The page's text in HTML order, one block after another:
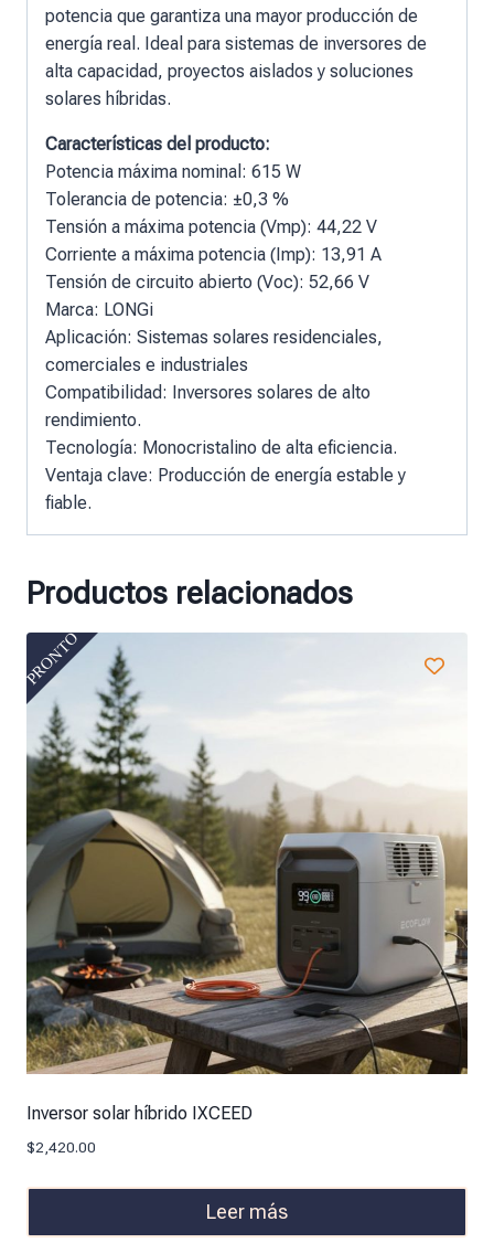
potencia que garantiza una mayor producción de
energía real. Ideal para sistemas de inversores de
alta capacidad, proyectos aislados y soluciones
solares híbridas.
Características del producto:
Potencia máxima nominal: 615 W
Tolerancia de potencia: ±0,3 %
Tensión a máxima potencia (Vmp): 44,22 V
Corriente a máxima potencia (Imp): 13,91 A
Tensión de circuito abierto (Voc): 52,66 V
Marca: LONGi
Aplicación: Sistemas solares residenciales,
comerciales e industriales
Compatibilidad: Inversores solares de alto
rendimiento.
Tecnología: Monocristalino de alta eficiencia.
Ventaja clave: Producción de energía estable y
fiable.
Productos relacionados
PRONTO
Inversor solar híbrido IXCEED
$2,420.00
Leer más